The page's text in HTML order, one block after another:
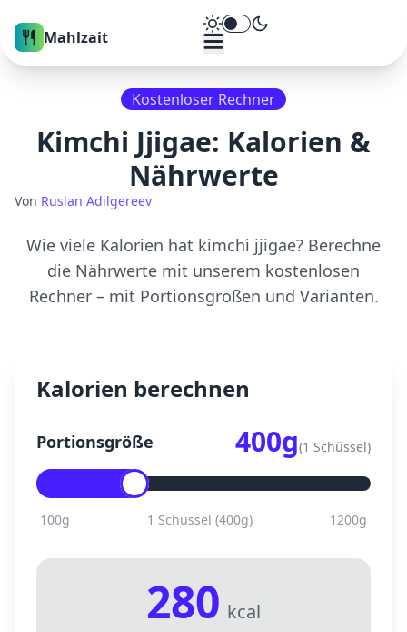
Mahlzait Theme umschalten
Kostenloser Rechner
Kimchi Jjigae: Kalorien &
Nährwerte
Von Ruslan Adilgereev
Wie viele Kalorien hat kimchi jjigae? Berechne
die Nährwerte mit unserem kostenlosen
Rechner – mit Portionsgrößen und Varianten.
Kalorien berechnen
Portionsgröße 400g(1 Schüssel)
100g 1 Schüssel (400g) 1200g
280 kcal